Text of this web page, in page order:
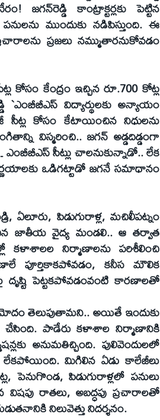
జగన్‌రెడ్డి కాంట్రాక్టర్లకు పెట్టిన
ముందుకు నడిపిస్తుంది. ఈ
ప్రజలు నమ్ముతారనుకోవడం
కేంద్రం ఇచ్చిన రూ.700 కోట్ల
విద్యార్థులకు అన్యాయం
సీట్ల కోసం కేటాయించిన నిధులను
విస్మరించి.. జగన్‌ అడ్డదిడ్డంగా
ఎంబీబీఎస్‌ సీట్లు చాలనుకున్నాడో.. లేక
ఒడిగట్టాడో జగనే సమాధానం
పిడుగురాళ్ల, మచిలీపట్నం
జాతీయ వైద్య మండలి.. ఆ తర్వాత
కళాశాలల నిర్మాణాలను పరిశీలించి
పూర్తికాకపోవడం, కనీస మౌలిక
పెట్టకపోవడంవంటి కారణాలతో
తెలుపుతామని.. అయితే ఇందుకు
చేసింది. పాడేరు కళాశాల నిర్మాణానికి
అనుమతిచ్చింది. పులివెందులలో
లేకపోయింది. మిగిలిన ఏడు కాలేజీలు
పెనుగొండ, పిడుగురాళ్లలో పనులు
రాతలు, అబద్ధపు ప్రచారాలతో
నిలువెత్తు నిదర్శనం.